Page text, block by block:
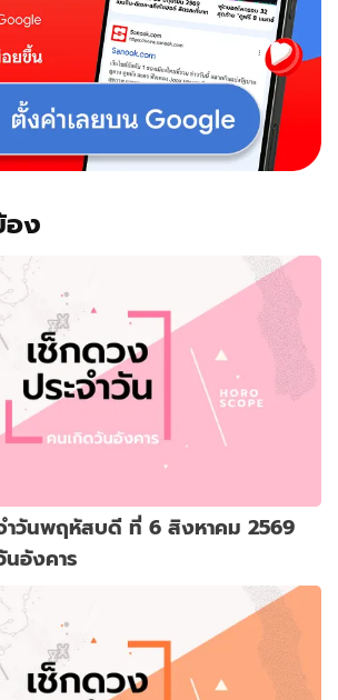
อง
ำวันพฤหัสบดี ที่ 6 สิงหาคม 2569
นอังคาร